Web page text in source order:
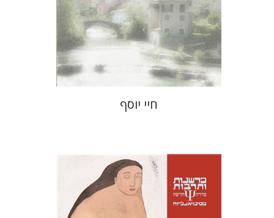
הנחת אתר ספר מודפס
$30
$27
חיי יוסף